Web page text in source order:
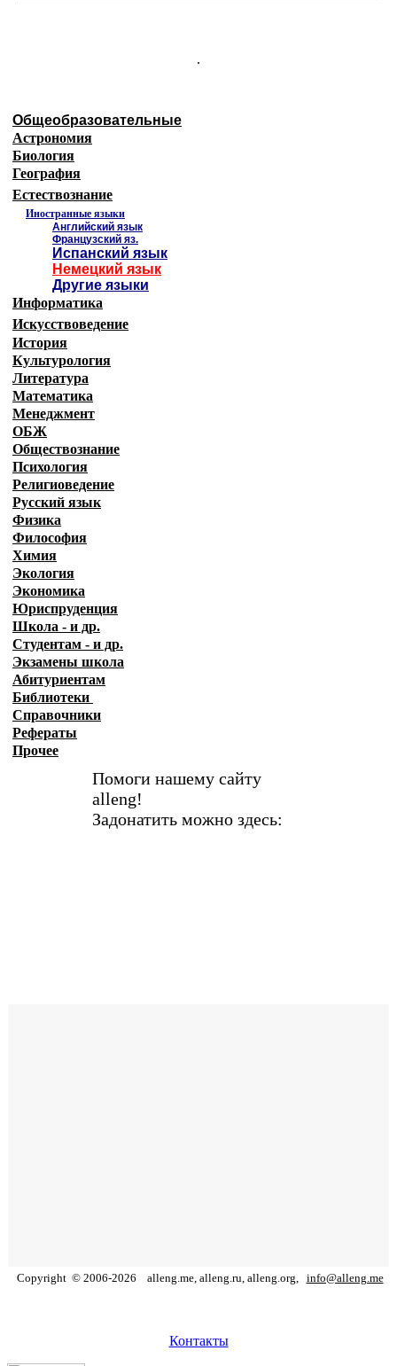
.
Общеобразовательные
Астрономия
Биология
География
Естествознание
Иностранные языки
Английский язык
Французский яз.
Испанский язык
Немецкий язык
Другие языки
Информатика
Искусствоведение
История
Культурология
Литература
Математика
Менеджмент
ОБЖ
Обществознание
Психология
Религиоведение
Русский язык
Физика
Философия
Химия
Экология
Экономика
Юриспруденция
Школа - и др.
Студентам - и др.
Экзамены школа
Абитуриентам
Библиотеки
Справочники
Рефераты
Прочее
Помоги нашему сайту
alleng!
Задонатить можно здесь:
Copyright © 2006-2026 alleng.me, alleng.ru, alleng.org, info@alleng.me
Контакты